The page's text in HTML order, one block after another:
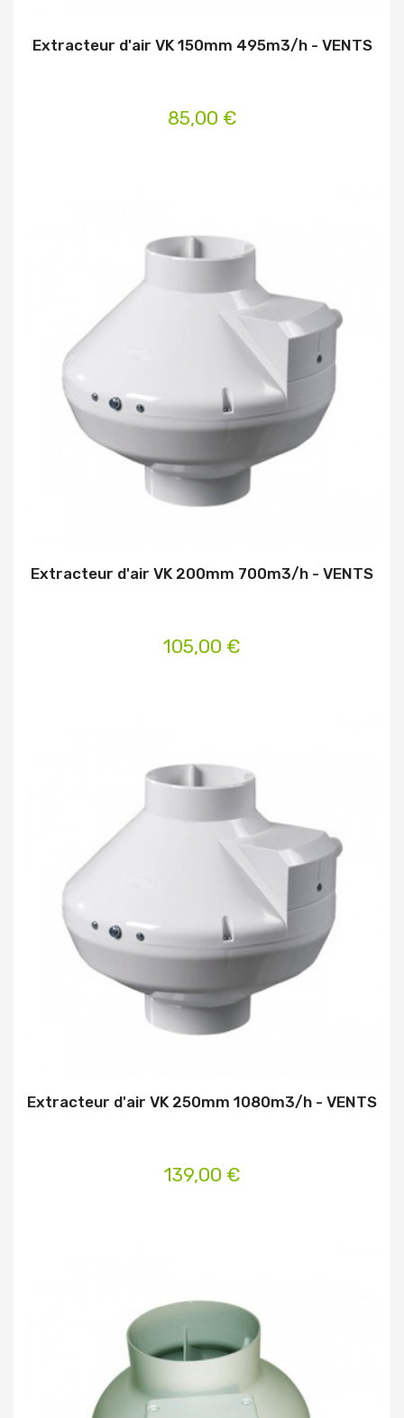
Extracteur d'air VK 150mm 495m3/h - VENTS
85,00 €
Extracteur d'air VK 200mm 700m3/h - VENTS
105,00 €
Extracteur d'air VK 250mm 1080m3/h - VENTS
139,00 €